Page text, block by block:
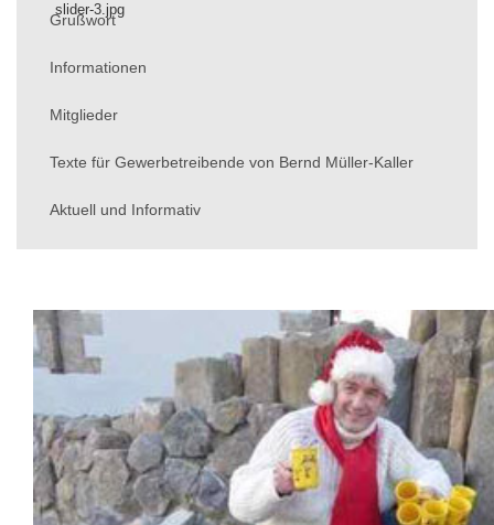
slider-3.jpg
Grußwort
Informationen
Mitglieder
Texte für Gewerbetreibende von Bernd Müller-Kaller
Aktuell und Informativ